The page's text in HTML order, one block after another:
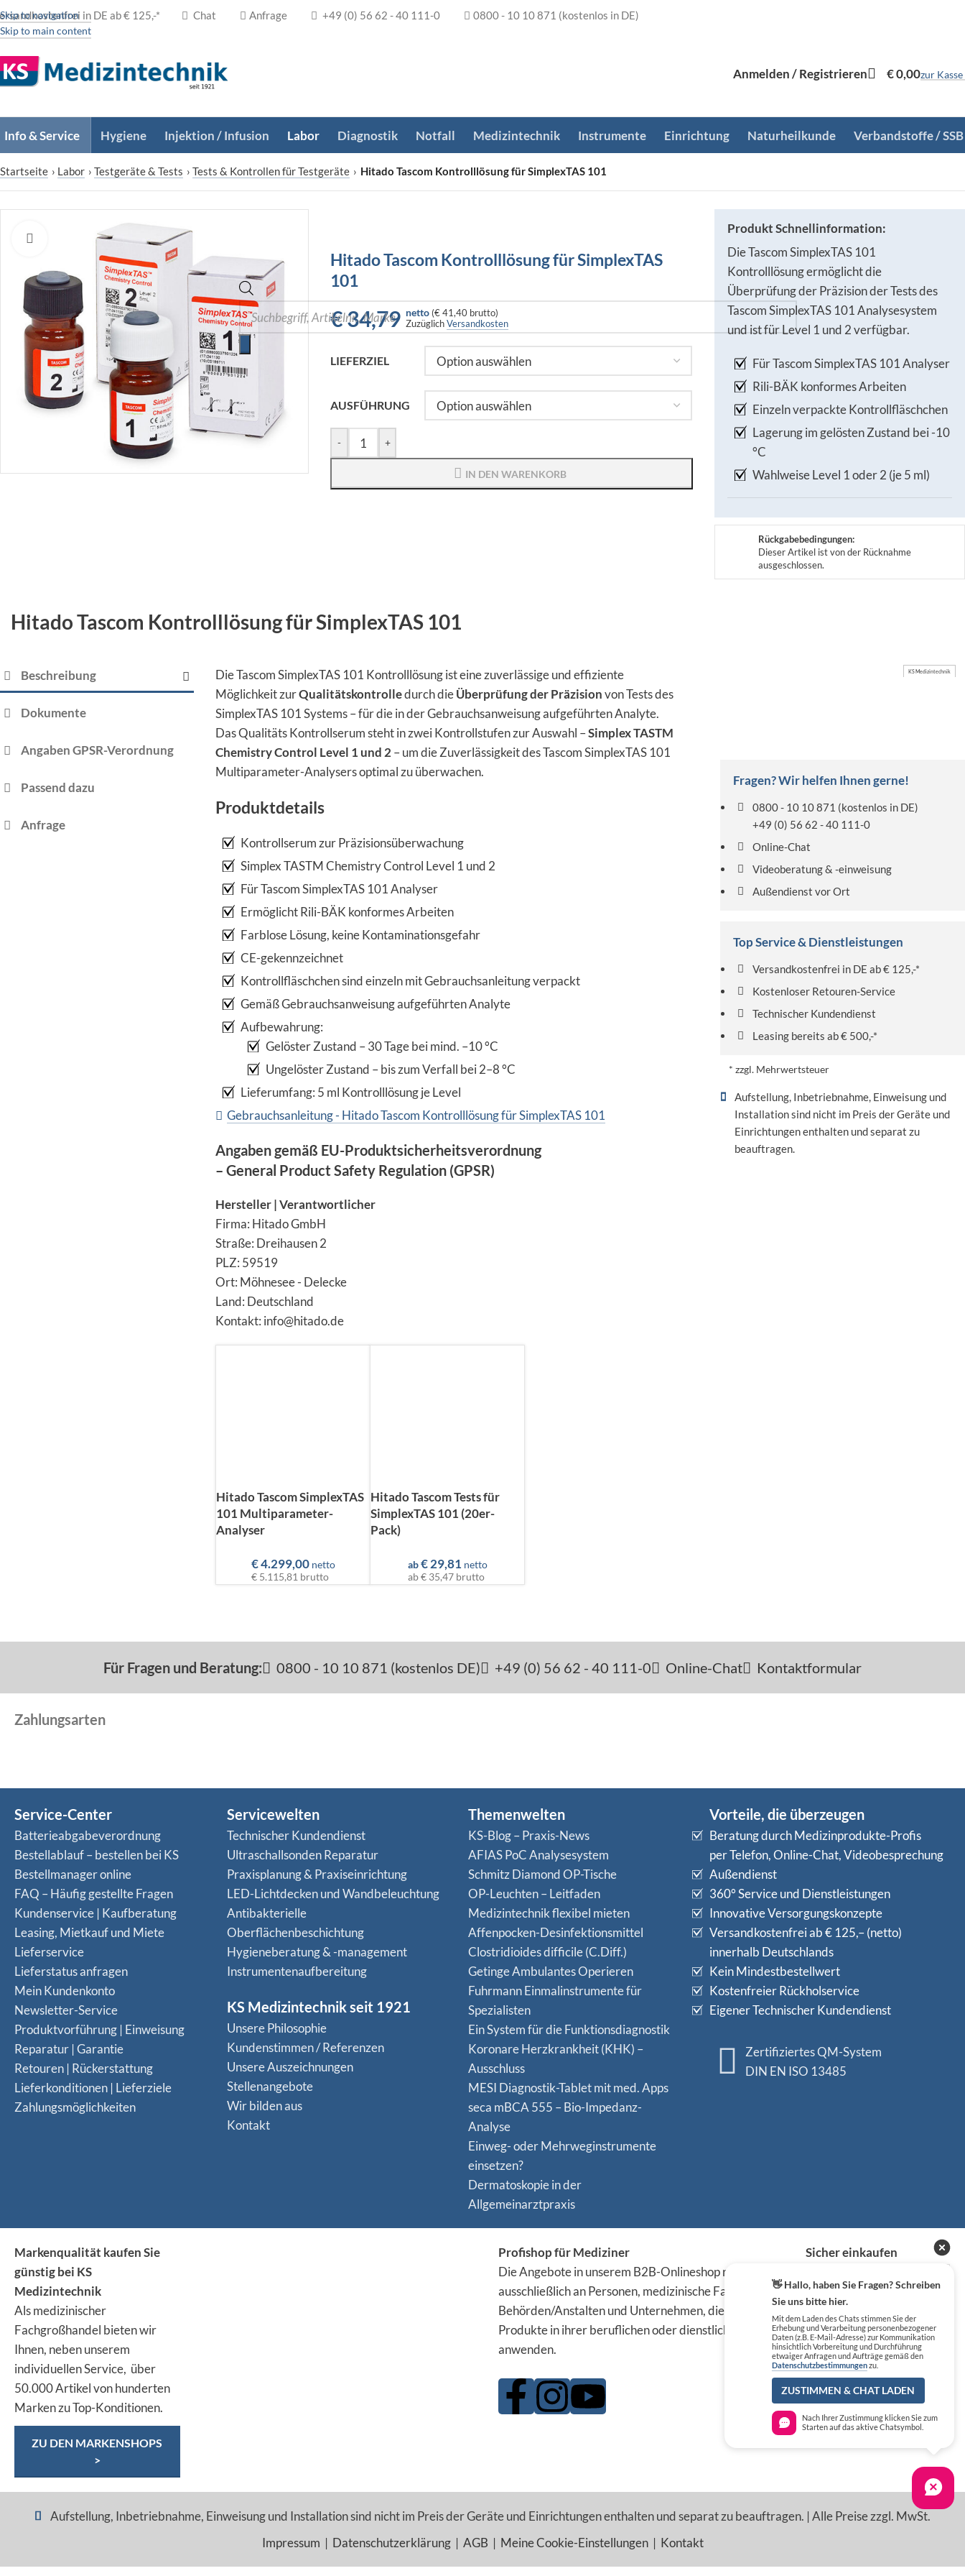
Skip to navigation
Skip to main content
in DE ab € 125,-* Chat Anfrage +49 (0) 56 62 - 40 111-0 0800 - 10 10 871 (kostenlos in DE)
Anmelden / Registrieren €0,00zur Kasse
Info & Service Hygiene Injektion / Infusion Labor Diagnostik Notfall Medizintechnik Instrumente Einrichtung Naturheilkunde Verbandstoffe / SSB
Startseite › Labor › Testgeräte & Tests › Tests & Kontrollen für Testgeräte › Hitado Tascom Kontrolllösung für SimplexTAS 101
Zum Vergrößern klicken
Hitado Tascom Kontrolllösung für SimplexTAS
101
€34,79 netto (€ 41,40 brutto)
ZuzüglichVersandkosten
LIEFERZIEL
AUSFÜHRUNG
- +
IN DEN WARENKORB
Produkt Schnellinformation:
Die Tascom SimplexTAS 101
Kontrolllösung ermöglicht die
Überprüfung der Präzision der Tests des
Tascom SimplexTAS 101 Analysesystem
und ist für Level 1 und 2 verfügbar.
Für Tascom SimplexTAS 101 Analyser
Rili-BÄK konformes Arbeiten
Einzeln verpackte Kontrollfläschchen
Lagerung im gelösten Zustand bei -10
°C
Wahlweise Level 1 oder 2 (je 5 ml)
Rückgabebedingungen:
Dieser Artikel ist von der Rücknahme
ausgeschlossen.
Hitado Tascom Kontrolllösung für SimplexTAS 101
Beschreibung
Dokumente
Angaben GPSR-Verordnung
Passend dazu
Anfrage
Die Tascom SimplexTAS 101 Kontrolllösung ist eine zuverlässige und effiziente
Möglichkeit zurQualitätskontrolledurch dieÜberprüfung der Präzisionvon Tests des
SimplexTAS 101 Systems – für die in der Gebrauchsanweisung aufgeführten Analyte.
Das Qualitäts Kontrollserum steht in zwei Kontrollstufen zur Auswahl –Simplex TASTM
Chemistry Control Level 1 und 2 – um die Zuverlässigkeit des Tascom SimplexTAS 101
Multiparameter-Analysers optimal zu überwachen.
Produktdetails
Kontrollserum zur Präzisionsüberwachung
Simplex TASTM Chemistry Control Level 1 und 2
Für Tascom SimplexTAS 101 Analyser
Ermöglicht Rili-BÄK konformes Arbeiten
Farblose Lösung, keine Kontaminationsgefahr
CE-gekennzeichnet
Kontrollfläschchen sind einzeln mit Gebrauchsanleitung verpackt
Gemäß Gebrauchsanweisung aufgeführten Analyte
Aufbewahrung:
Gelöster Zustand – 30 Tage bei mind. –10 °C
Ungelöster Zustand – bis zum Verfall bei 2–8 °C
Lieferumfang: 5 ml Kontrolllösung je Level
Gebrauchsanleitung - Hitado Tascom Kontrolllösung für SimplexTAS 101
Angaben gemäß EU-Produktsicherheitsverordnung
– General Product Safety Regulation (GPSR)
Hersteller | Verantwortlicher
Firma: Hitado GmbH
Straße: Dreihausen 2
PLZ: 59519
Ort: Möhnesee - Delecke
Land: Deutschland
Kontakt: info@hitado.de
Hitado Tascom SimplexTAS
101 Multiparameter-
Analyser
€4.299,00 netto
€ 5.115,81 brutto
Hitado Tascom Tests für
SimplexTAS 101 (20er-
Pack)
ab €29,81 netto
ab€ 35,47 brutto
KS Medizintechnik
Fragen? Wir helfen Ihnen gerne!
0800 - 10 10 871 (kostenlos in DE)
+49 (0) 56 62 - 40 111-0
Online-Chat
Videoberatung & -einweisung
Außendienst vor Ort
Top Service & Dienstleistungen
Versandkostenfrei in DE ab € 125,-*
Kostenloser Retouren-Service
Technischer Kundendienst
Leasing bereits ab € 500,-*
* zzgl. Mehrwertsteuer
Aufstellung, Inbetriebnahme, Einweisung und
Installation sind nicht im Preis der Geräte und
Einrichtungen enthalten und separat zu
beauftragen.
Für Fragen und Beratung: 0800 - 10 10 871 (kostenlos DE) +49 (0) 56 62 - 40 111-0 Online-Chat Kontaktformular
Zahlungsarten
Service-Center
Batterieabgabeverordnung
Bestellablauf – bestellen bei KS
Bestellmanager online
FAQ – Häufig gestellte Fragen
Kundenservice | Kaufberatung
Leasing, Mietkauf und Miete
Lieferservice
Lieferstatus anfragen
Mein Kundenkonto
Newsletter-Service
Produktvorführung | Einweisung
Reparatur | Garantie
Retouren | Rückerstattung
Lieferkonditionen | Lieferziele
Zahlungsmöglichkeiten
Servicewelten
Technischer Kundendienst
Ultraschallsonden Reparatur
Praxisplanung & Praxiseinrichtung
LED-Lichtdecken und Wandbeleuchtung
Antibakterielle
Oberflächenbeschichtung
Hygieneberatung & -management
Instrumentenaufbereitung
KS Medizintechnik seit 1921
Unsere Philosophie
Kundenstimmen / Referenzen
Unsere Auszeichnungen
Stellenangebote
Wir bilden aus
Kontakt
Themenwelten
KS-Blog – Praxis-News
AFIAS PoC Analysesystem
Schmitz Diamond OP-Tische
OP-Leuchten – Leitfaden
Medizintechnik flexibel mieten
Affenpocken-Desinfektionsmittel
Clostridioides difficile (C.Diff.)
Getinge Ambulantes Operieren
Fuhrmann Einmalinstrumente für
Spezialisten
Ein System für die Funktionsdiagnostik
Koro­nare Herz­krank­heit (KHK) –
Ausschluss
MESI Diagnostik-Tablet mit med. Apps
seca mBCA 555 – Bio-Impedanz-
Analyse
Einweg- oder Mehrweginstrumente
einsetzen?
Dermatoskopie in der
Allgemeinarztpraxis
Vorteile, die überzeugen
Beratung durch Medizinprodukte-Profis
per Telefon, Online-Chat, Videobesprechung
Außendienst
360° Service und Dienstleistungen
Innovative Versorgungskonzepte
Versandkostenfrei ab € 125,– (netto)
innerhalb Deutschlands
Kein Mindestbestellwert
Kostenfreier Rückholservice
Eigener Technischer Kundendienst
Zertifiziertes QM-System
DIN EN ISO 13485
Markenqualität kaufen Sie
günstig bei KS
Medizintechnik
Als medizinischer
Fachgroßhandel bieten wir
Ihnen, neben unserem
individuellen Service, über
50.000 Artikel von hunderten
Marken zu Top-Konditionen.
ZU DEN MARKENSHOPS
>
Profishop für Mediziner
Die Angebote in unserem B2B-Onlineshop richten sich
ausschließlich an Personen, medizinische Fachkreise,
Behörden/Anstalten und Unternehmen, die die
Produkte in ihrer beruflichen oder dienstlichen Tätigkeit
anwenden.
Sicher einkaufen
Aufstellung, Inbetriebnahme, Einweisung und Installation sind nicht im Preis der Geräte und Einrichtungen enthalten und separat zu beauftragen. | Alle Preise zzgl. MwSt.
Impressum | Datenschutzerklärung| AGB | Meine Cookie-Einstellungen| Kontakt
👋 Hallo, haben Sie Fragen? Schreiben
Sie uns bitte hier.
Mit dem Laden des Chats stimmen Sie der
Erhebung und Verarbeitung personenbezogener
Daten (z.B. E-Mail-Adresse) zur Kommunikation
hinsichtlich Vorbereitung und Durchführung
etwaiger Anfragen und Aufträge gemäß den
Datenschutzbestimmungenzu.
ZUSTIMMEN & CHAT LADEN
Nach Ihrer Zustimmung klicken Sie zum
Starten auf das aktive Chatsymbol.